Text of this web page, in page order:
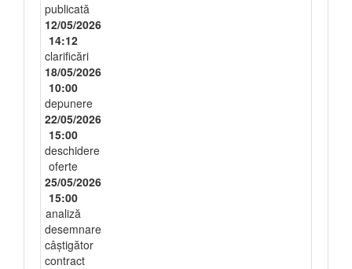
publicată
12/05/2026
14:12
clarificări
18/05/2026
10:00
depunere
22/05/2026
15:00
deschidere
oferte
25/05/2026
15:00
analiză
desemnare
câștigător
contract